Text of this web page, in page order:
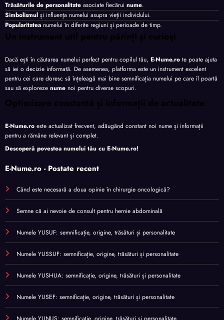
Trăsăturile de personalitate asociate fiecărui nume.
Simbolismul și influența numelui asupra vieții individului.
Popularitatea numelui în diferite regiuni și perioade de timp.
Un instrument util pentru părinți și curioși
Dacă ești în căutarea numelui perfect pentru copilul tău, E-Nume.ro te poate ajuta
să iei o decizie informată. De asemenea, platforma este un instrument excelent
pentru cei care doresc să înțeleagă mai bine semnificația numelui pe care îl poartă
sau să exploreze nume noi pentru diverse scopuri.
Optimizare constantă și informații de actualitate
E-Nume.ro este actualizat frecvent, adăugând constant noi nume și informații
pentru a rămâne relevant și complet.
Descoperă povestea numelui tău cu E-Nume.ro!
E-Nume.ro - Postate recent
Când este necesară a doua opinie în chirurgie oncologică?
Semne că ai nevoie de consult pentru hernie abdominală
Numele YUSUF: semnificație, origine, trăsături și personalitate
Numele YUSSUF: semnificație, origine, trăsături și personalitate
Numele YUSHUA: semnificație, origine, trăsături și personalitate
Numele YUSEF: semnificație, origine, trăsături și personalitate